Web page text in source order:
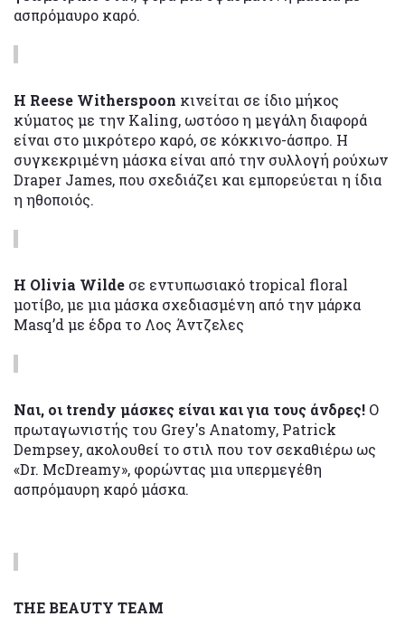
ασπρόμαυρο καρό.
Η Reese Witherspoon κινείται σε ίδιο μήκος
κύματος με την Kaling, ωστόσο η μεγάλη διαφορά
είναι στο μικρότερο καρό, σε κόκκινο-άσπρο. Η
συγκεκριμένη μάσκα είναι από την συλλογή ρούχων
Draper James, που σχεδιάζει και εμπορεύεται η ίδια
η ηθοποιός.
Η Olivia Wilde σε εντυπωσιακό tropical floral
μοτίβο, με μια μάσκα σχεδιασμένη από την μάρκα
Masq’d με έδρα το Λος Άντζελες
Ναι, οι trendy μάσκες είναι και για τους άνδρες! Ο
πρωταγωνιστής του Grey's Anatomy, Patrick
Dempsey, ακολουθεί το στιλ που τον σεκαθιέρω ως
«Dr. McDreamy», φορώντας μια υπερμεγέθη
ασπρόμαυρη καρό μάσκα.
THE BEAUTY TEAM